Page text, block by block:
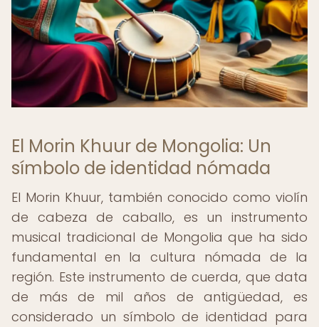
El Morin Khuur de Mongolia: Un
símbolo de identidad nómada
El Morin Khuur, también conocido como violín
de cabeza de caballo, es un instrumento
musical tradicional de Mongolia que ha sido
fundamental en la cultura nómada de la
región. Este instrumento de cuerda, que data
de más de mil años de antigüedad, es
considerado un símbolo de identidad para